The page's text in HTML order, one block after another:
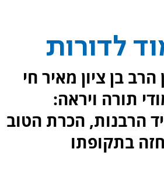
לדורות
בן ציון מאיר חי
תורה ויראה:
הרבנות, הכרת הטוב
בתקופתו